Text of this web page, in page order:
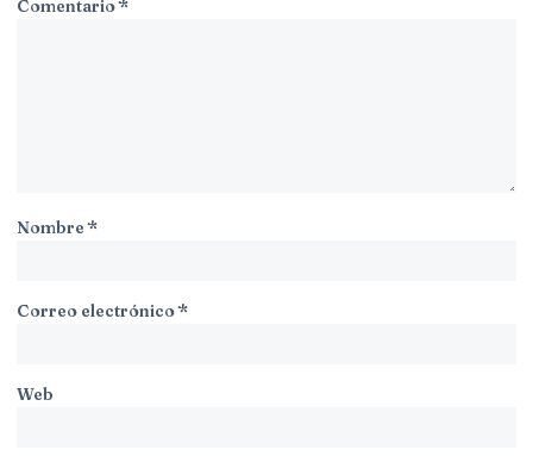
Comentario*
Nombre*
Correo electrónico*
Web